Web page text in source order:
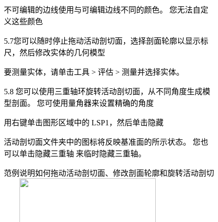
不可编辑的边线使用与可编辑边线不同的颜色。 您无法自定
义这些颜色
5.7您可以随时停止拖动活动剖切面，选择剖面轮廓以显示标
尺，然后修改实体的几何模型
要测量实体，请单击工具 > 评估 > 测量并选择实体。
5.8 您可以使用三重轴环旋转活动剖切面，从不同角度生成模
型剖面。 您可使用量角器来设置精确的角度
用右键单击图形区域中的 LSP1，然后单击隐藏
活动剖切面文件夹中的图标将反映基准面的所示状态。 您也
可以单击隐藏三重轴 来临时隐藏三重轴。
范例说明如何拖动活动剖切面、修改剖面轮廓和旋转活动剖切